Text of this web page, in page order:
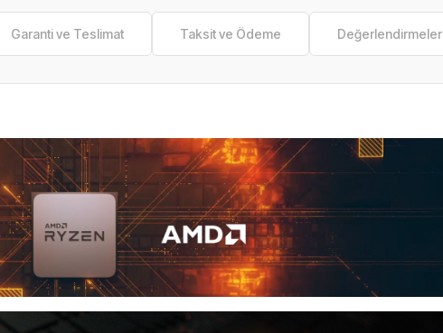
Garanti ve Teslimat Taksit ve Ödeme Değerlendirmeler